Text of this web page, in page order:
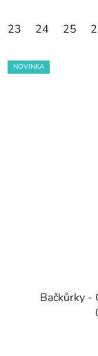
23 24 25
NOVINKA
Bačkůrky -